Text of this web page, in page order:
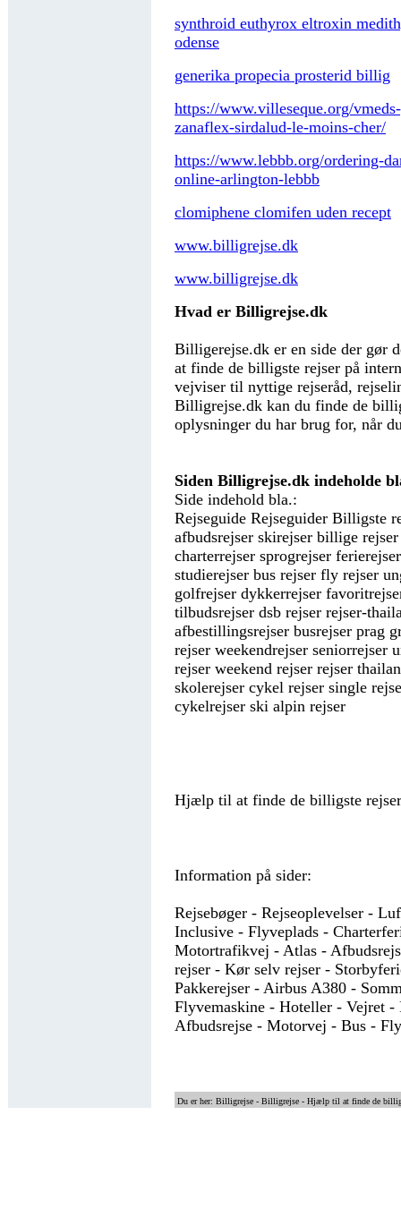
synthroid euthyrox eltroxin
odense
generika propecia prosterid billig
https://www.villeseque.org/
zanaflex-sirdalud-le-moins-cher/
https://www.lebbb.org/ordering-
online-arlington-lebbb
clomiphene clomifen uden recept
www.billigrejse.dk
www.billigrejse.dk
Hvad er Billigrejse.dk
Billigerejse.dk er en side der gør
at finde de billigste rejser på
vejviser til nyttige rejseråd,
Billigrejse.dk kan du finde de
oplysninger du har brug for, når
Siden Billigrejse.dk indeholde
Side indehold bla.:
Rejseguide Rejseguider Billigste
afbudsrejser skirejser billige
charterrejser sprogrejser
studierejser bus rejser fly rejser
golfrejser dykkerrejser
tilbudsrejser dsb rejser rejser-
afbestillingsrejser busrejser prag
rejser weekendrejser seniorrejser
rejser weekend rejser rejser
skolerejser cykel rejser single
cykelrejser ski alpin rejser
Hjælp til at finde de billigste
Information på sider:
Rejsebøger - Rejseoplevelser -
Inclusive - Flyveplads -
Motortrafikvej - Atlas -
rejser - Kør selv rejser -
Pakkerejser - Airbus A380 -
Flyvemaskine - Hoteller - Vejret
Afbudsrejse - Motorvej - Bus -
Du er her: Billigrejse - Billigrejse - Hjælp til at finde de